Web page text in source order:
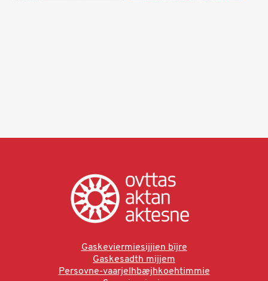
Gaskeviermiesijjien bïjre
Gaskesadth mijjem
Persovne-vaarjelhbæjhkoehtimmie